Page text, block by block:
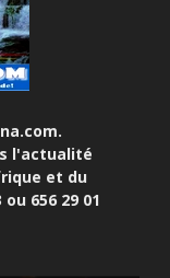
l'actualité
et du
656 29 01